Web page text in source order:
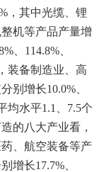
，其中光缆、锂
机等产品产量增
、114.8%、
装备制造业、高
别增长10.0%、
均水平1.1、7.5个
的八大产业看，
、航空装备等产
增长17.7%、